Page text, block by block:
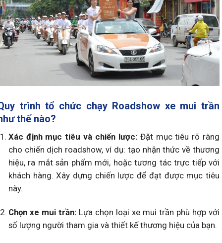
trình tổ chức chạy Roadshow xe mui trần
thế nào?
Xác định mục tiêu và chiến lược:Đặt mục tiêu rõ ràng
cho chiến dịch roadshow, ví dụ: tạo nhận thức về thương
hiệu, ra mắt sản phẩm mới, hoặc tương tác trực tiếp với
khách hàng. Xây dựng chiến lược để đạt được mục tiêu
này.
Chọn xe mui trần:Lựa chọn loại xe mui trần phù hợp với
số lượng người tham gia và thiết kế thương hiệu của bạn.